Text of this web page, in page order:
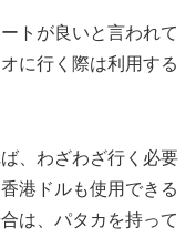
トが良いと言われて
に行く際は利用する
、わざわざ行く必要
港ドルも使用できる
は、パタカを持って